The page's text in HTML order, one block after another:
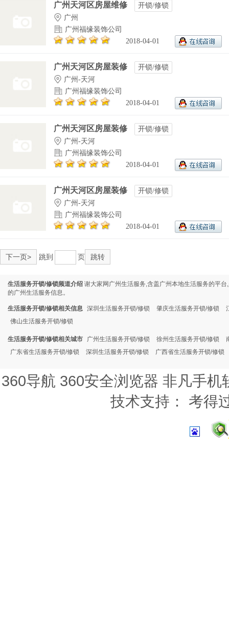
广州天河区房屋维修
开锁/修锁
广州
广州福缘装饰公司
2018-04-01
广州天河区房屋装修
开锁/修锁
广州-天河
广州福缘装饰公司
2018-04-01
广州天河区房屋装修
开锁/修锁
广州-天河
广州福缘装饰公司
2018-04-01
广州天河区房屋装修
开锁/修锁
广州-天河
广州福缘装饰公司
2018-04-01
下一页> 跳到 页 跳转
生活服务开锁/修锁频道介绍 谢大家网广州生活服务,含盖广州本地生活服务的平
的广州生活服务信息。
生活服务开锁/修锁相关信息 深圳生活服务开锁/修锁 肇庆生活服务开锁/修锁
佛山生活服务开锁/修锁
生活服务开锁/修锁相关城市 广州生活服务开锁/修锁 徐州生活服务开锁/修锁
广东省生活服务开锁/修锁
深圳生活服务开锁/修锁 广西省生活服务开锁/修锁
360导航 360安全浏览器 非凡手机
技术支持： 考得